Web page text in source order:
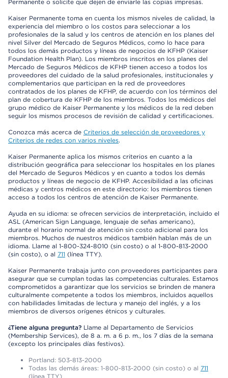
Permanente o solicite que dejen de enviarle las copias impresas.
Kaiser Permanente toma en cuenta los mismos niveles de calidad, la
experiencia del miembro o los costos para seleccionar a los
profesionales de la salud y los centros de atención en los planes del
nivel Silver del Mercado de Seguros Médicos, como lo hace para
todos los demás productos y líneas de negocios de KFHP (Kaiser
Foundation Health Plan). Los miembros inscritos en los planes del
Mercado de Seguros Médicos de KFHP tienen acceso a todos los
proveedores del cuidado de la salud profesionales, institucionales y
complementarios que participan en la red de proveedores
contratados de los planes de KFHP, de acuerdo con los términos del
plan de cobertura de KFHP de los miembros. Todos los médicos del
grupo médico de Kaiser Permanente y los médicos de la red deben
seguir los mismos procesos de revisión de calidad y certificaciones.
Conozca más acerca de Criterios de selección de proveedores y
Criterios de redes con varios niveles.
Kaiser Permanente aplica los mismos criterios en cuanto a la
distribución geográfica para seleccionar los hospitales en los planes
del Mercado de Seguros Médicos y en cuanto a todos los demás
productos y líneas de negocio de KFHP. Accesibilidad a las oficinas
médicas y centros médicos en este directorio: los miembros tienen
acceso a todos los centros de atención de Kaiser Permanente.
Ayuda en su idioma: se ofrecen servicios de interpretación, incluido el
ASL (American Sign Language, lenguaje de señas americano),
durante el horario normal de atención sin costo adicional para los
miembros. Muchos de nuestros médicos también hablan más de un
idioma. Llame al 1-800-324-8010 (sin costo) o al 1-800-813-2000
(sin costo), o al 711 (línea TTY).
Kaiser Permanente trabaja junto con proveedores participantes para
asegurar que se cumplan todas las competencias culturales. Estamos
comprometidos a garantizar que los servicios se brinden de manera
culturalmente competente a todos los miembros, incluidos aquellos
con habilidades limitadas de lectura y manejo del inglés, y a los
miembros de diversos orígenes étnicos y culturales.
¿Tiene alguna pregunta? Llame al Departamento de Servicios
(Membership Services), de 8 a. m. a 6 p. m., los 7 días de la semana
(excepto los principales días festivos).
Portland: 503-813-2000
Todas las demás áreas: 1-800-813-2000 (sin costo) o al 711
(línea TTY)